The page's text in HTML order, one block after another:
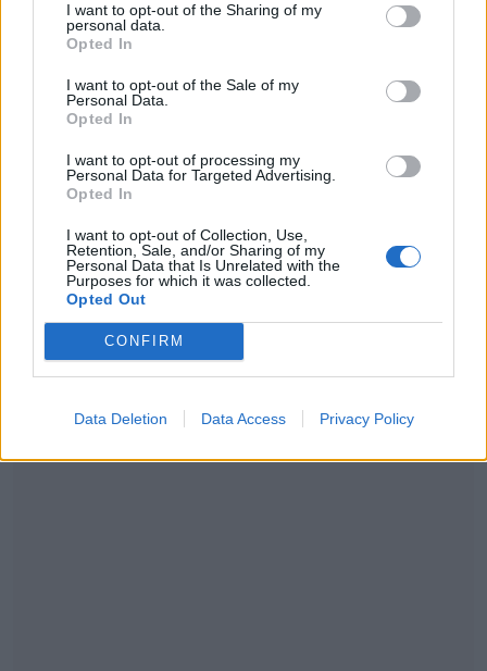
I want to opt-out of the Sharing of my
personal data.
Opted In
I want to opt-out of the Sale of my
Personal Data.
Opted In
I want to opt-out of processing my
Personal Data for Targeted Advertising.
Opted In
I want to opt-out of Collection, Use,
Retention, Sale, and/or Sharing of my
Personal Data that Is Unrelated with the
Purposes for which it was collected.
Opted Out
CONFIRM
Data Deletion Data Access Privacy Policy
οικογενειακή τραγωδία.
Ένας άνδρας έχασε τη ζωή του μόλις 33
ημέρες μετά τον θάνατο της αγαπημένης
του συζύγου, βυθίζοντας στο πένθος
συγγενείς, φίλους και όσους τους γνώριζαν.